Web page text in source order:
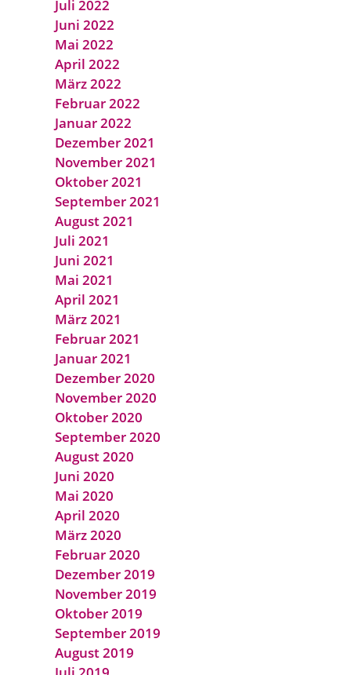
Juli 2022
Juni 2022
Mai 2022
April 2022
März 2022
Februar 2022
Januar 2022
Dezember 2021
November 2021
Oktober 2021
September 2021
August 2021
Juli 2021
Juni 2021
Mai 2021
April 2021
März 2021
Februar 2021
Januar 2021
Dezember 2020
November 2020
Oktober 2020
September 2020
August 2020
Juni 2020
Mai 2020
April 2020
März 2020
Februar 2020
Dezember 2019
November 2019
Oktober 2019
September 2019
August 2019